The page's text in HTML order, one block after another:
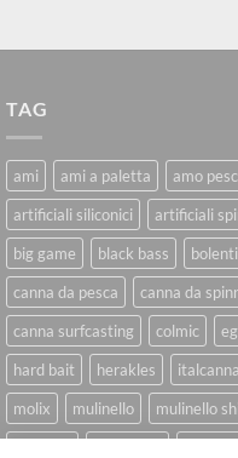
TAG
ami ami a paletta amo
artificiali siliconici
artificiali
big game
black bass
canna da pesca
canna da
canna surfcasting
colmic
hard bait
herakles italcanna
molix
mulinello mulinello